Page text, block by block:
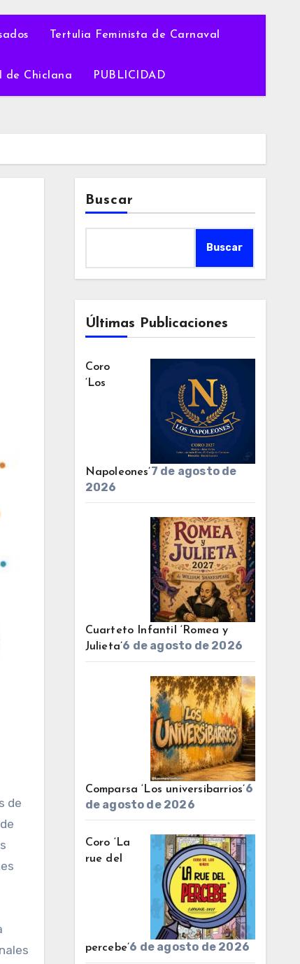
Tertulia Feminista de Carnaval
de Chiclana PUBLICIDAD
Buscar
Buscar
Últimas Publicaciones
Coro
‘Los
Napoleones’7 de agosto de
2026
Cuarteto Infantil ‘Romea y
Julieta’6 de agosto de 2026
Comparsa ‘Los universibarrios’6
de agosto de 2026
Coro ‘La
rue del
percebe’6 de agosto de 2026